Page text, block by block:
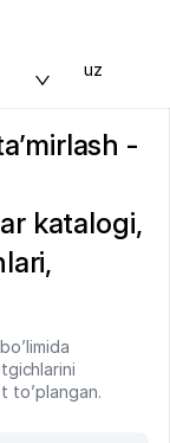
uz
-
katalogi,
to’plangan.